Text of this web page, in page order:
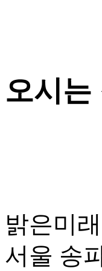
오시는
밝은미
서울 송